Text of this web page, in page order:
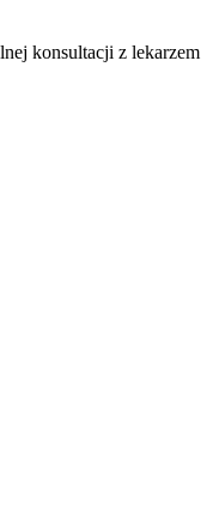
konsultacji z lekarzem